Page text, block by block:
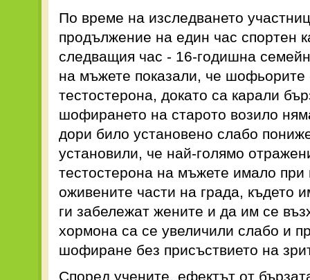
По време на изследването
продължение на един час спортен
следващия час - 16-годишна
на мъжете показали, че шофьорите
тестостерона, докато са карали
шофирането на старото возило
дори било установено слабо
установили, че най-голямо
тестостерона на мъжете имало
оживените части на града, където
ги забележат жените и да им се
хормона са се увеличили слабо и
шофиране без присъствието на
Според учените, ефектът от